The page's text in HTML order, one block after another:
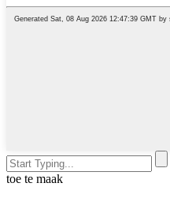
toe te maak